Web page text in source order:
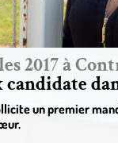
2017 à
un premier